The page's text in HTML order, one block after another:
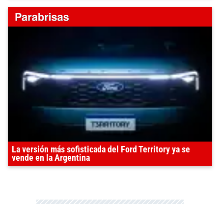
La versión más sofisticada del Ford Territory ya se
vende en la Argentina